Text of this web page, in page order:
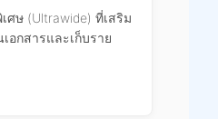
ศษ (Ultrawide) ที่เสริม
อกสารและเก็บราย